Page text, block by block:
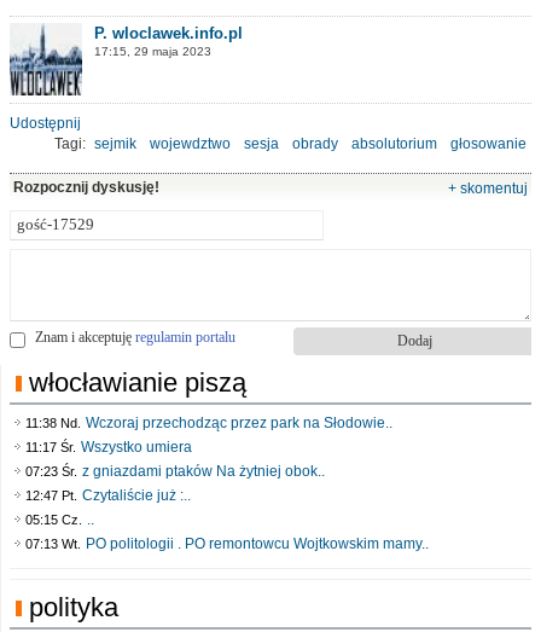
P. wloclawek.info.pl
17:15, 29 maja 2023
Udostępnij
Tagi: sejmik wojewdztwo sesja obrady absolutorium głosowanie
Rozpocznij dyskusję! + skomentuj
Znam i akceptuję regulamin portalu
włocławianie piszą
11:38 Nd. Wczoraj przechodząc przez park na Słodowie..
11:17 Śr. Wszystko umiera
07:23 Śr. z gniazdami ptaków Na żytniej obok..
12:47 Pt. Czytaliście już :..
05:15 Cz. ..
07:13 Wt. PO politologii . PO remontowcu Wojtkowskim mamy..
polityka